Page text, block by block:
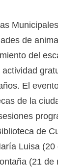
de
del
El
de la
de
Luisa (20
(21 de